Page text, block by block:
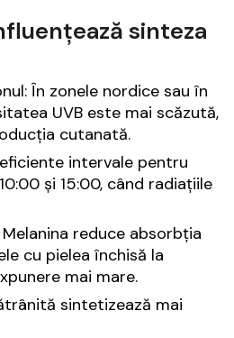
sinteza
În zonele nordice sau în
UVB este mai scăzută,
cutanată.
intervale pentru
și 15:00, când radiațiile
reduce absorbția
cu pielea închisă la
mai mare.
sintetizează mai